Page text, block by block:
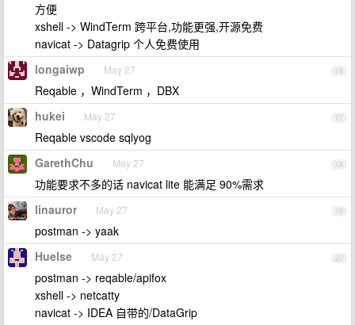
方便
xshell -> WindTerm 跨平台,功能更强,开源免费
navicat -> Datagrip 个人免费使用
16
longaiwp May 27
Reqable ，WindTerm ，DBX
17
hukei May 27
Reqable vscode sqlyog
18
GarethChu May 27
功能要求不多的话 navicat lite 能满足 90%需求
19
linauror May 27
postman -> yaak
20
Huelse May 27
postman -> reqable/apifox
xshell -> netcatty
navicat -> IDEA 自带的/DataGrip